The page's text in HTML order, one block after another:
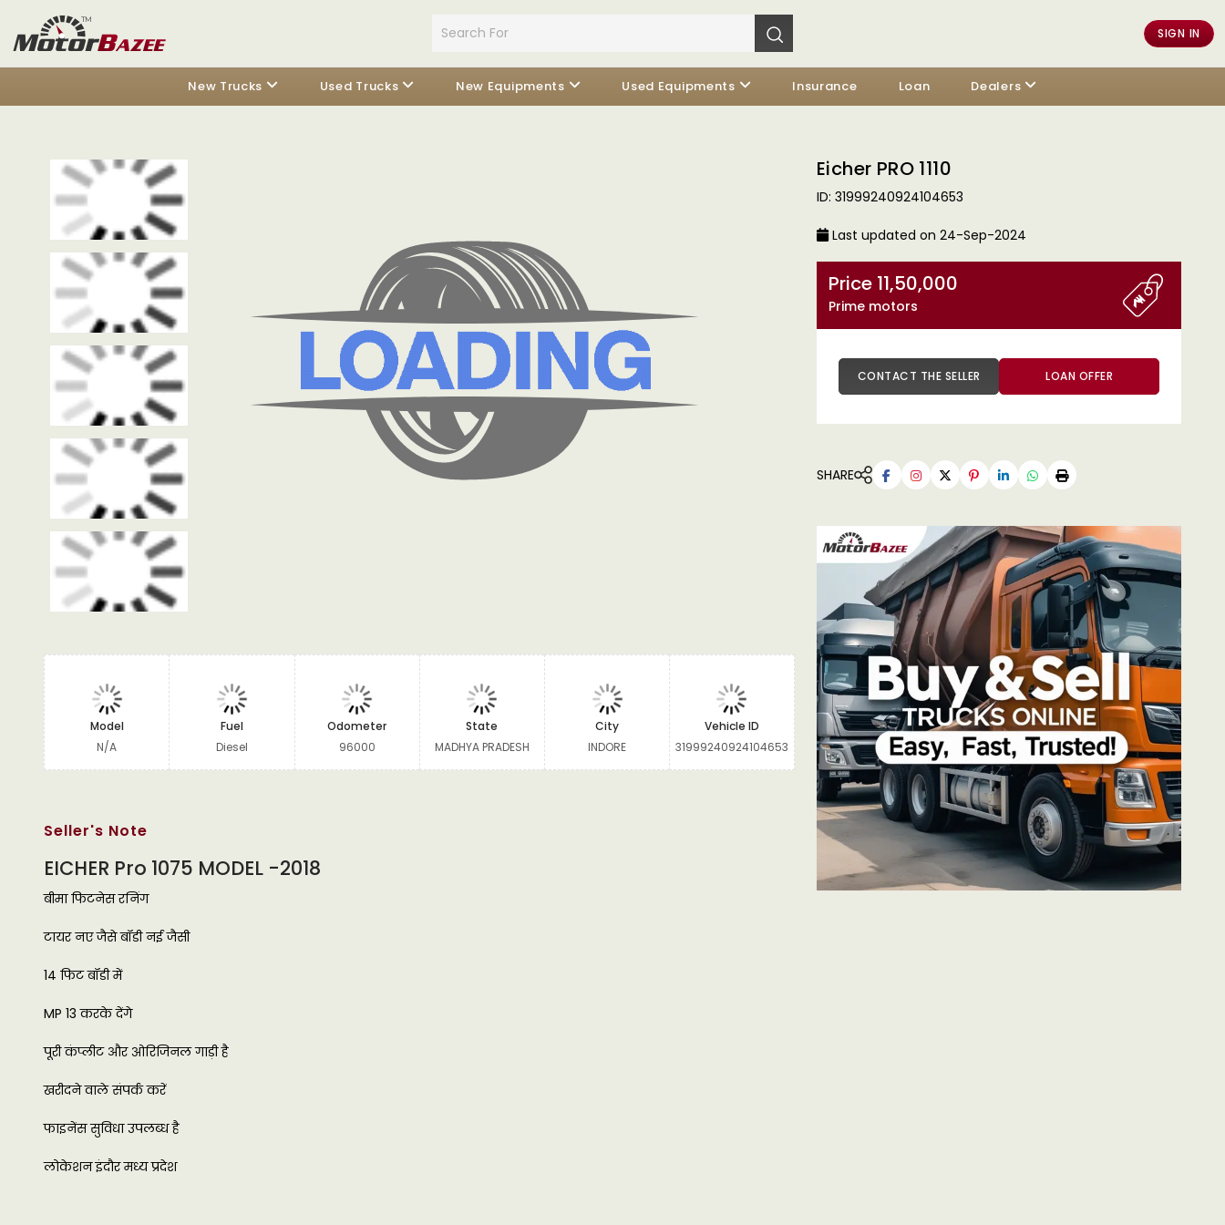
SIGN IN
New Trucks Used Trucks New Equipments Used Equipments Insurance Loan Dealers
Model
N/A
Fuel
Diesel
Odometer
96000
State
MADHYA PRADESH
City
INDORE
Vehicle ID
31999240924104653
Seller's Note
EICHER Pro 1075 MODEL -2018
बीमा फिटनेस रनिंग
टायर नए जैसे बॉडी नई जैसी
14 फिट बॉडी में
MP 13 करके देंगे
पूरी कंप्लीट और ओरिजिनल गाड़ी है
खरीदने वाले संपर्क करें
फाइनेंस सुविधा उपलब्ध है
लोकेशन इंदौर मध्य प्रदेश
Eicher PRO 1110
ID: 31999240924104653
Last updated on 24-Sep-2024
Price 11,50,000
Prime motors
CONTACT THE SELLER LOAN OFFER
SHARE